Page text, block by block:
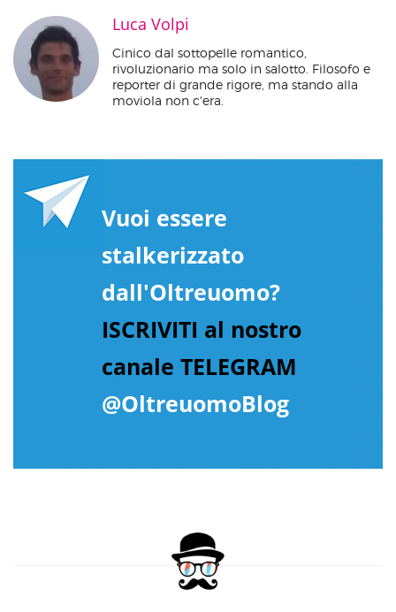
Luca Volpi
Cinico dal sottopelle romantico,
rivoluzionario ma solo in salotto. Filosofo e
reporter di grande rigore, ma stando alla
moviola non c'era.
Vuoi essere
stalkerizzato
dall'Oltreuomo?
ISCRIVITI al nostro
canale TELEGRAM
@OltreuomoBlog